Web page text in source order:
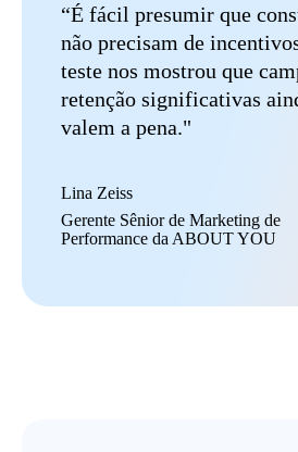
“É fácil presumir que
não precisam de
teste nos mostrou que
retenção significativas
valem a pena."
Lina Zeiss
Gerente Sênior de Marketing de
Performance da ABOUT YOU